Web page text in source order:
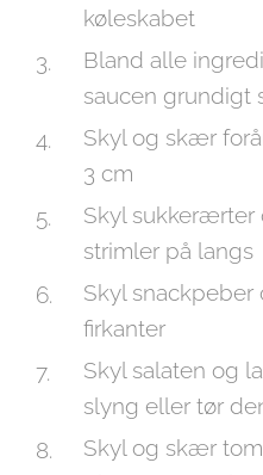
køleskabet
Bland alle
saucen grundigt
Skyl og skær
3 cm
Skyl
strimler på langs
Skyl
firkanter
Skyl salaten og
slyng eller tør
Skyl og skær